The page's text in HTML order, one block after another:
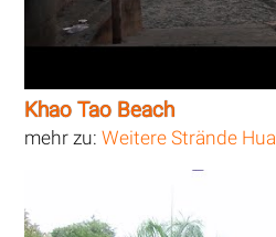
Khao Tao Beach
mehr zu:Weitere Strände